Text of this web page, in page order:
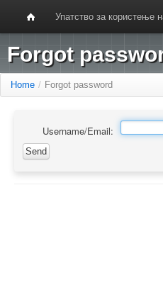
Упатство за користење
Forgot
Home / Forgot password
Username/Email: